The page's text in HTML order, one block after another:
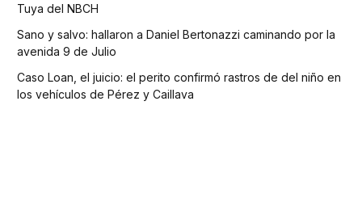
Tuya del NBCH
Sano y salvo: hallaron a Daniel Bertonazzi caminando por la
avenida 9 de Julio
Caso Loan, el juicio: el perito confirmó rastros de del niño en
los vehículos de Pérez y Caillava